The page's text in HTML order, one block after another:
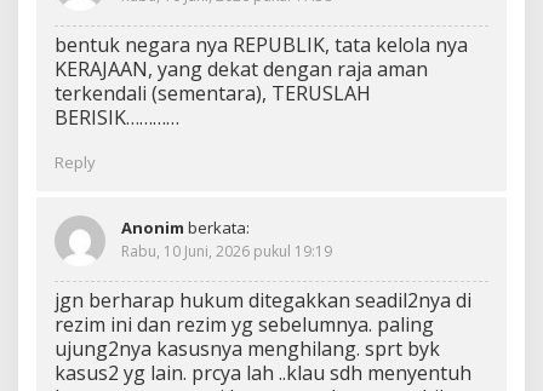
bentuk negara nya REPUBLIK, tata kelola nya
KERAJAAN, yang dekat dengan raja aman
terkendali (sementara), TERUSLAH
BERISIK…………
Reply
Anonim berkata:
Rabu, 10 Juni, 2026 pukul 19:19
jgn berharap hukum ditegakkan seadil2nya di
rezim ini dan rezim yg sebelumnya. paling
ujung2nya kasusnya menghilang. sprt byk
kasus2 yg lain. prcya lah ..klau sdh menyentuh